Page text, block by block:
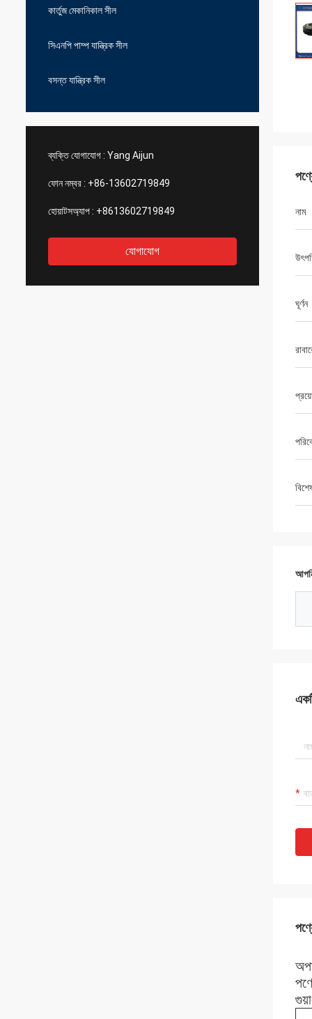
কার্তুজ মেকানিকাল সীল
সিএনপি পাম্প যান্ত্রিক সীল
বসন্ত যান্ত্রিক সীল
ব্যক্তি যোগাযোগ : Yang Aijun
ফোন নম্বর : +86-13602719849
হোয়াটসঅ্যাপ : +8613602719849
যোগাযোগ
নাম
ঘূর্ণন